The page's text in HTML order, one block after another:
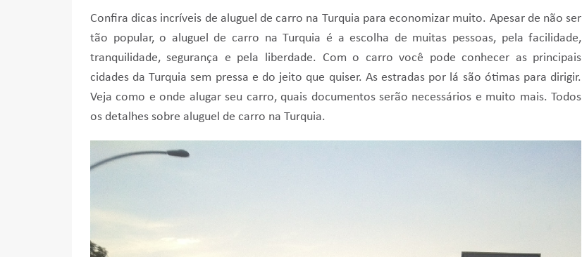
Confira dicas incríveis de aluguel de carro na Turquia para economizar muito. Apesar de não ser
tão popular, o aluguel de carro na Turquia é a escolha de muitas pessoas, pela facilidade,
tranquilidade, segurança e pela liberdade. Com o carro você pode conhecer as principais
cidades da Turquia sem pressa e do jeito que quiser. As estradas por lá são ótimas para dirigir.
Veja como e onde alugar seu carro, quais documentos serão necessários e muito mais. Todos
os detalhes sobre aluguel de carro na Turquia.